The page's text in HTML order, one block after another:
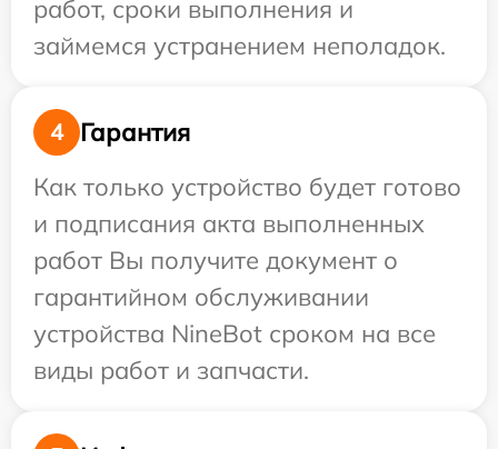
работ, сроки выполнения и
займемся устранением неполадок.
4
Гарантия
Как только устройство будет готово
и подписания акта выполненных
работ Вы получите документ о
гарантийном обслуживании
устройства NineBot сроком на все
виды работ и запчасти.